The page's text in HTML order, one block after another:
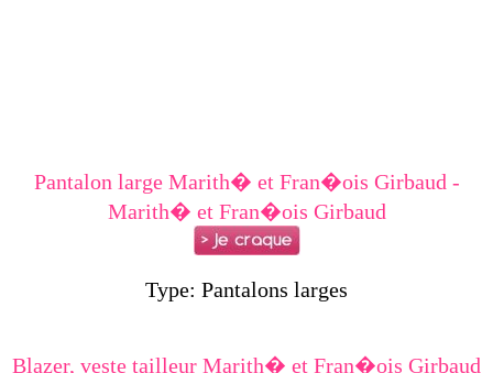
Pantalon large Marith� et Fran�ois Girbaud -
Marith� et Fran�ois Girbaud
Type: Pantalons larges
Blazer, veste tailleur Marith� et Fran�ois Girbaud